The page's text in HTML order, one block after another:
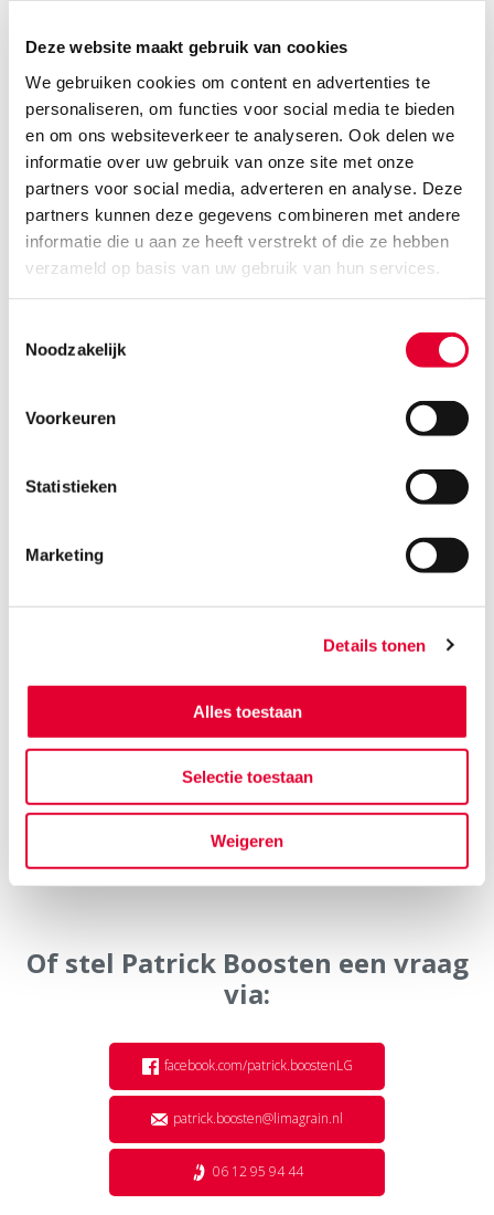
Deze website maakt gebruik van cookies
We gebruiken cookies om content en advertenties te
personaliseren, om functies voor social media te bieden
en om ons websiteverkeer te analyseren. Ook delen we
informatie over uw gebruik van onze site met onze
partners voor social media, adverteren en analyse. Deze
partners kunnen deze gegevens combineren met andere
informatie die u aan ze heeft verstrekt of die ze hebben
verzameld op basis van uw gebruik van hun services.
Noodzakelijk
Voorkeuren
Statistieken
Marketing
Details tonen
Alles toestaan
Selectie toestaan
Weigeren
Vragen over veldbonen? Ik
beantwoord ze graag:
Robert ter Maat Antoon Verhoeven
Ludwig Oevermans
Verstuur jouw vraag
Of stel Patrick Boosten een vraag
via:
facebook.com/patrick.boostenLG
patrick.boosten@limagrain.nl
06 12 95 94 44